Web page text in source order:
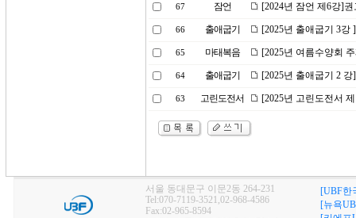
67 잠언 [2024년 잠언 제6강]
66 출애굽기 [2025년 출애굽기 3강
65 마태복음 [2025년 여름수양회
64 출애굽기 [2025년 출애굽기 2
63 고린도전서 [2025년 고린도전서
서울 동대문구 이문2동 264-231
Tel:070-7119-3521,02-968-4586
Fax:02-965-8594
[UBF한
[뉴욕